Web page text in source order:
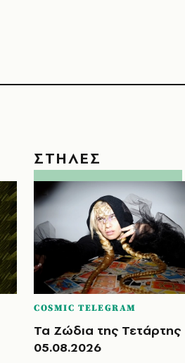
ΣΤΗΛΕΣ
COSMIC TELEGRAM
Τα Ζώδια της Τετάρτης
05.08.2026